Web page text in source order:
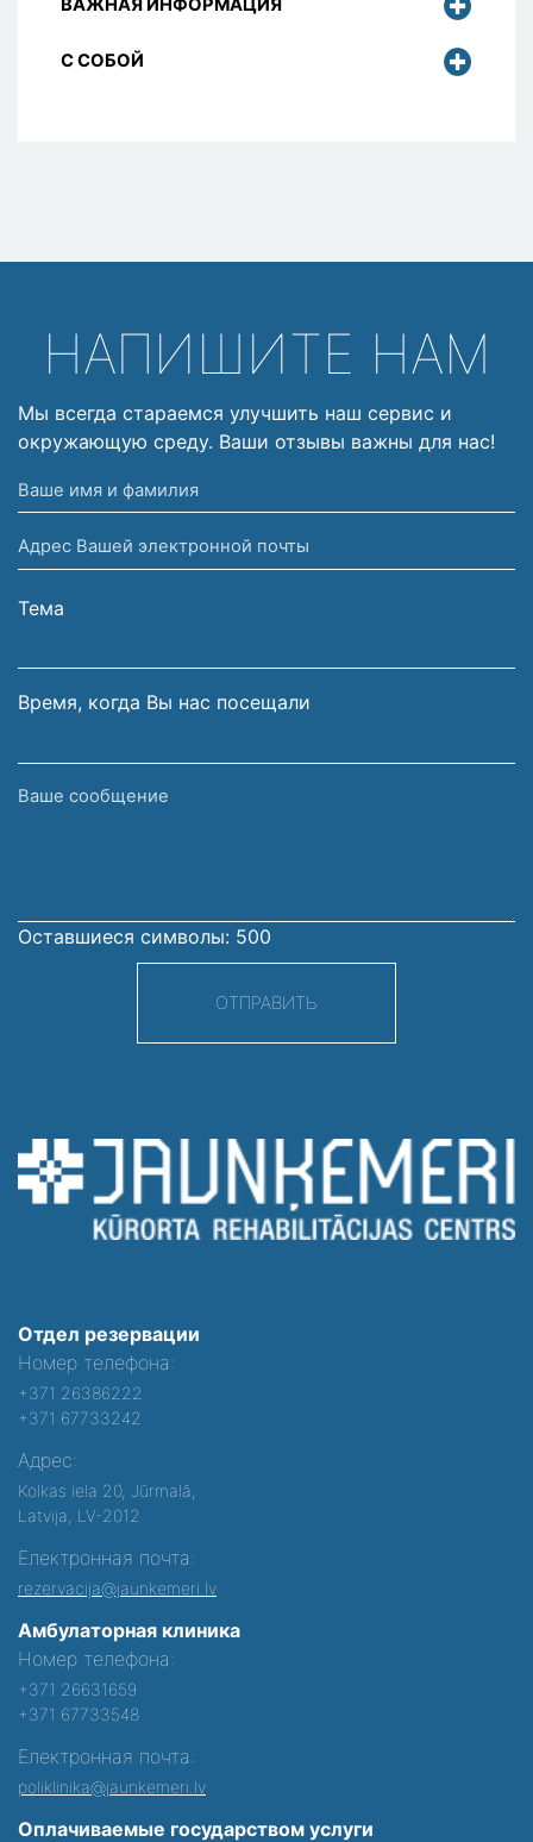
ВАЖНАЯ ИНФОРМАЦИЯ
С СОБОЙ
НАПИШИТЕ НАМ
Мы всегда стараемся улучшить наш сервис и
окружающую среду. Ваши отзывы важны для нас!
Ваше
имя
и
фамилия
Адрес
Вашей
электронной
Тема
Время, когда Вы нас посещали
Ваше
Оставшиеся символы: 500
ОТПРАВИТЬ
Отдел резервации
Номер телефона:
+371 26386222
+371 67733242
Адрес:
Kolkas iela 20, Jūrmalā,
Latvija, LV-2012
Електронная почта:
rezervacija@jaunkemeri.lv
Амбулаторная клиника
Номер телефона:
+371 26631659
+371 67733548
Електронная почта:
poliklinika@jaunkemeri.lv
Оплачиваемые государством услуги